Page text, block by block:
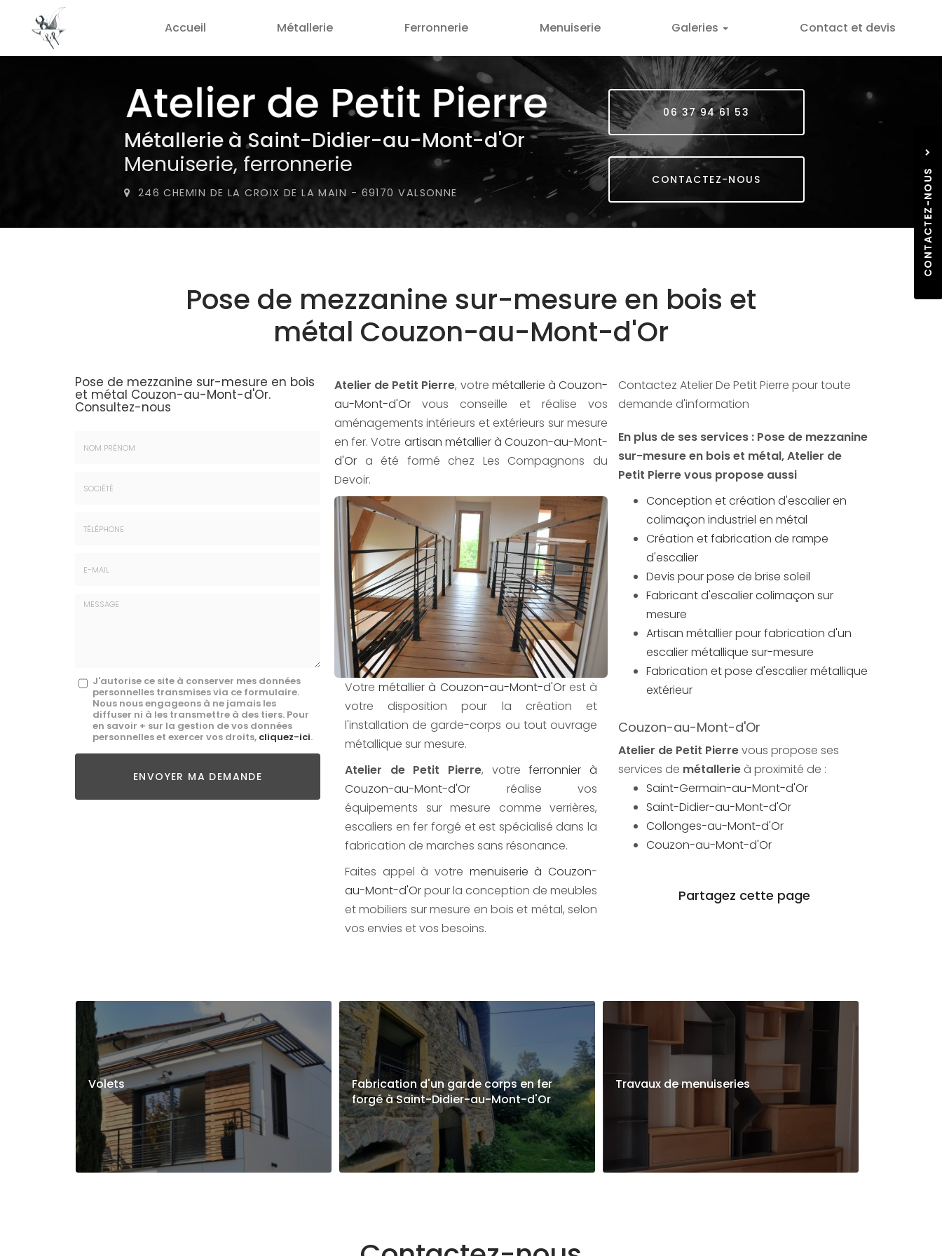
Accueil Métallerie Ferronnerie Menuiserie Galeries
Métallerie
Ferronnerie
Menuiserie
Contact et devis
Métallerie à Saint-Didier-au-Mont-d'Or
Menuiserie, ferronnerie
246 CHEMIN DE LA CROIX DE LA MAIN - 69170 VALSONNE
06 37 94 61 53
CONTACTEZ-NOUS
Pose de mezzanine sur-mesure en bois et
métal Couzon-au-Mont-d'Or
Pose de mezzanine sur-mesure en bois
et métal Couzon-au-Mont-d'Or.
Consultez-nous
Message
J'autorise ce site à conserver mes données
personnelles transmises via ce formulaire.
Nous nous engageons à ne jamais les
diffuser ni à les transmettre à des tiers. Pour
en savoir + sur la gestion de vos données
personnelles et exercer vos droits, cliquez-ici.
Acceptation
ENVOYER MA DEMANDE
Atelier de Petit Pierre, votre métallerie à Couzon-
au-Mont-d'Or vous conseille et réalise vos
aménagements intérieurs et extérieurs sur mesure
en fer. Votre artisan métallier à Couzon-au-Mont-
d'Or a été formé chez Les Compagnons du
Devoir.
Votremétallier à Couzon-au-Mont-d'Orest à
votre disposition pour la création et
l'installation de garde-corps ou tout ouvrage
métallique sur mesure.
Atelier de Petit Pierre, votreferronnier à
Couzon-au-Mont-d'Or réalise vos
équipements sur mesure comme verrières,
escaliers en fer forgé et est spécialisé dans la
fabrication de marches sans résonance.
Faites appel à votre menuiserie à Couzon-
au-Mont-d'Orpour la conception de meubles
et mobiliers sur mesure en bois et métal, selon
vos envies et vos besoins.
Contactez Atelier De Petit Pierre pour toute
demande d'information
En plus de ses services : Pose de mezzanine
sur-mesure en bois et métal, Atelier de
Petit Pierre vous propose aussi
Conception et création d'escalier en
colimaçon industriel en métal
Création et fabrication de rampe
d'escalier
Devis pour pose de brise soleil
Fabricant d'escalier colimaçon sur
mesure
Artisan métallier pour fabrication d'un
escalier métallique sur-mesure
Fabrication et pose d'escalier métallique
extérieur
Couzon-au-Mont-d'Or
Atelier de Petit Pierrevous propose ses
services de métallerie à proximité de :
Saint-Germain-au-Mont-d'Or
Saint-Didier-au-Mont-d'Or
Collonges-au-Mont-d'Or
Couzon-au-Mont-d'Or
Volets
Fabrication d'un garde corps en fer
forgé à Saint-Didier-au-Mont-d'Or
Travaux de menuiseries
CONTACTEZ-NOUS
06